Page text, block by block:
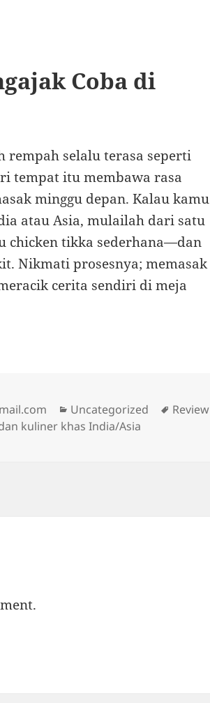
Coba di
rempah selalu terasa seperti
tempat itu membawa rasa
minggu depan. Kalau kamu
atau Asia, mulailah dari satu
chicken tikka sederhana—dan
Nikmati prosesnya; memasak
cerita sendiri di meja
Categories
Uncategorized Tags
Review
kuliner khas India/Asia